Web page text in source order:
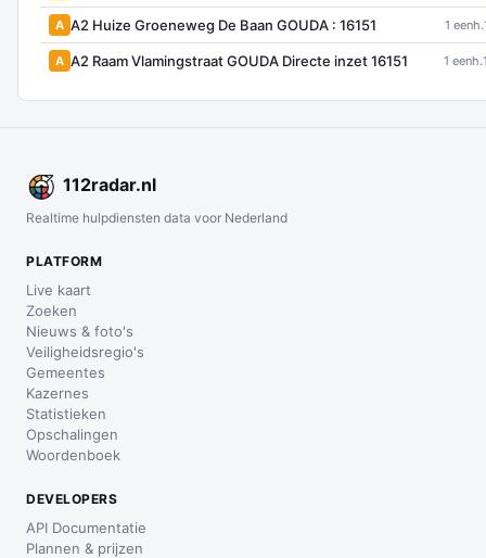
A A2 Huize Groeneweg De Baan GOUDA : 16151 1 eenh.
A A2 Raam Vlamingstraat GOUDA Directe inzet 16151 1 eenh.
112radar.nl
Realtime hulpdiensten data voor Nederland
PLATFORM
Live kaart
Zoeken
Nieuws & foto's
Veiligheidsregio's
Gemeentes
Kazernes
Statistieken
Opschalingen
Woordenboek
DEVELOPERS
API Documentatie
Plannen & prijzen